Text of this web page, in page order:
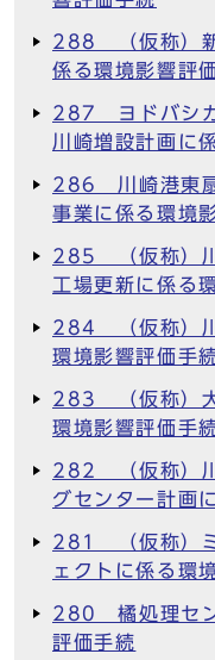
288 （仮称）
係る環境影響評
287 ヨドバシカ
川崎増設計画に
286 川崎港東扇
事業に係る環境
285 （仮称）川
工場更新に係る
284 （仮称）川
環境影響評価手
283 （仮称）大
環境影響評価手
282 （仮称）川
グセンター計画
281 （仮称）ミ
ェクトに係る環
280 橘処理セン
評価手続